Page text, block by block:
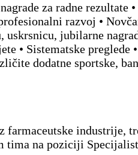
za radne rezultate •
razvoj •
jubilarne
• Sistematske preglede
dodatne sportske,
farmaceutske industrije,
tima na poziciji